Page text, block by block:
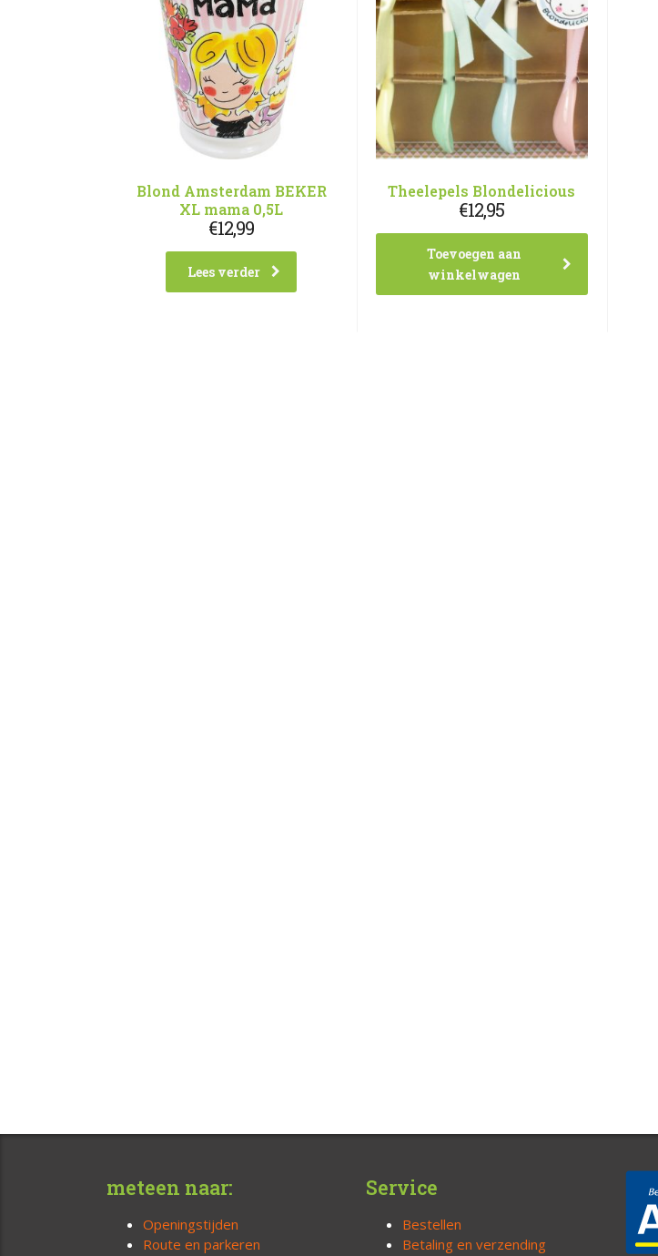
Blond Amsterdam BEKER
XL mama 0,5L
€12,99
Lees verder
Theelepels Blondelicious
€12,95
Toevoegen aan
winkelwagen
meteen naar:
Openingstijden
Route en parkeren
Service
Bestellen
Betaling en verzending